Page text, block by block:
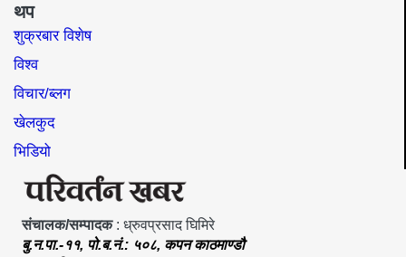
थप
शुक्रबार विशेष
विश्व
विचार/ब्लग
खेलकुद
भिडियो
संचालक/सम्पादक: ध्रुवप्रसाद घिमिरे
बु.न.पा.-११, पो.ब.नं.: ५०८, कपन काठमाण्डौ